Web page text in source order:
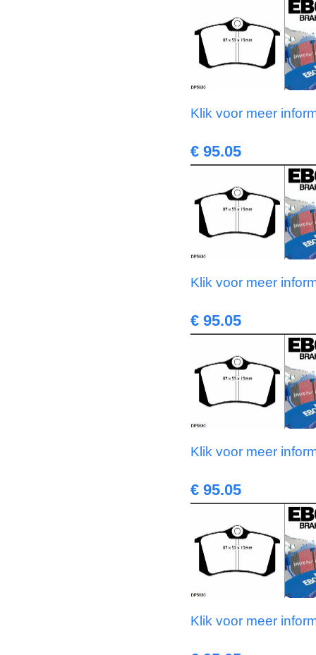
Klik voor meer
€ 95.05
Klik voor meer
€ 95.05
Klik voor meer
€ 95.05
Klik voor meer